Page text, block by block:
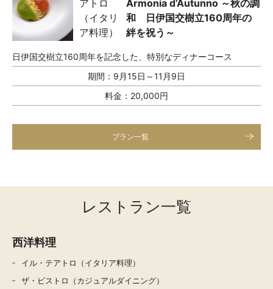
アトロ
（イタリ
ア料理）
Armonia d’Autunno ～秋の調
和 日伊国交樹立160周年の
絆を祝う～
日伊国交樹立160周年を記念した、特別なディナーコース
期間： 9月15日～11月9日
料金： 20,000円
プラン一覧
レストラン一覧
西洋料理
イル・テアトロ（イタリア料理）
ザ・ビストロ（カジュアルダイニング）